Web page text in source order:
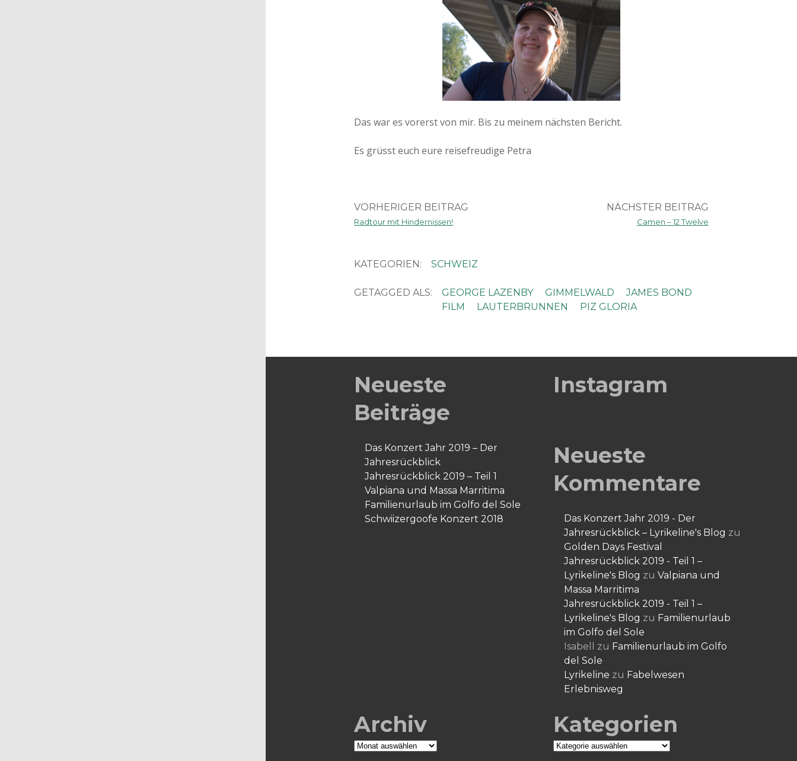
Das war es vorerst von mir. Bis zu meinem nächsten Bericht.
Es grüsst euch eure reisefreudige Petra
VORHERIGER BEITRAG
Radtour mit Hindernissen!
NÄCHSTER BEITRAG
Camen – 12 Twelve
KATEGORIEN: SCHWEIZ
GETAGGED ALS: GEORGE LAZENBY GIMMELWALD
JAMES BOND
FILM
LAUTERBRUNNEN PIZ GLORIA
Neueste
Beiträge
Das Konzert Jahr 2019 – Der
Jahresrückblick
Jahresrückblick 2019 – Teil 1
Valpiana und Massa Marritima
Familienurlaub im Golfo del Sole
Schwiizergoofe Konzert 2018
Instagram
Neueste
Kommentare
Das Konzert Jahr 2019 - Der
Jahresrückblick – Lyrikeline's Blog zu
Golden Days Festival
Jahresrückblick 2019 - Teil 1 –
Lyrikeline's Blog zuValpiana und
Massa Marritima
Jahresrückblick 2019 - Teil 1 –
Lyrikeline's Blog zu Familienurlaub
im Golfo del Sole
Isabell
zu Familienurlaub im Golfo
del Sole
Lyrikeline zu Fabelwesen
Erlebnisweg
Archiv
Archiv
Kategorien
Kategorien